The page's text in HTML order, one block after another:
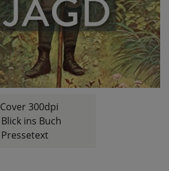
Cover 300dpi
Blick ins Buch
Pressetext